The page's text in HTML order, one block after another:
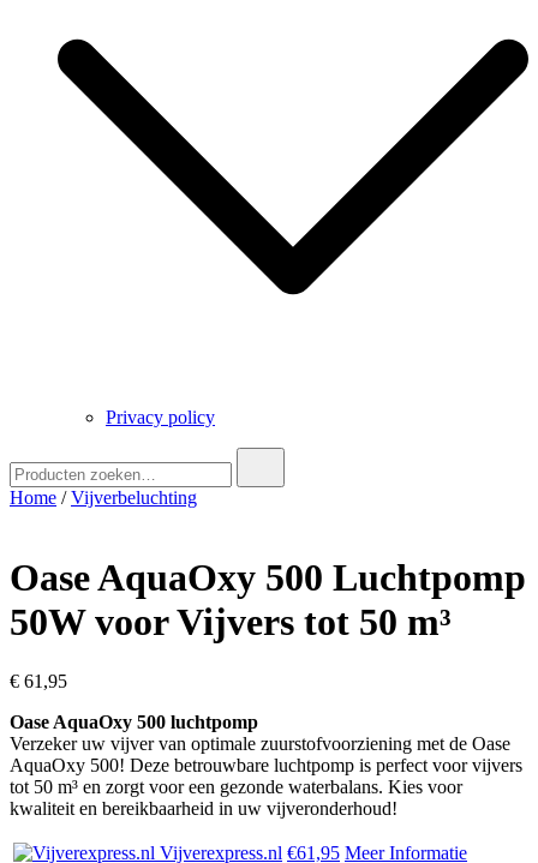
Privacy policy
naar:
Home /Vijverbeluchting
Oase AquaOxy 500 Luchtpomp
50W voor Vijvers tot 50 m³
€ 61,95
Oase AquaOxy 500 luchtpomp
Verzeker uw vijver van optimale zuurstofvoorziening met de Oase
AquaOxy 500! Deze betrouwbare luchtpomp is perfect voor vijvers
tot 50 m³ en zorgt voor een gezonde waterbalans. Kies voor
kwaliteit en bereikbaarheid in uw vijveronderhoud!
Vijverexpress.nl €61,95 Meer Informatie